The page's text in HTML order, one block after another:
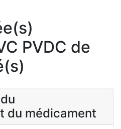
PVDC de
du médicament